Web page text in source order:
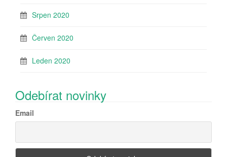
Srpen 2020
Červen 2020
Leden 2020
Odebírat novinky
Email